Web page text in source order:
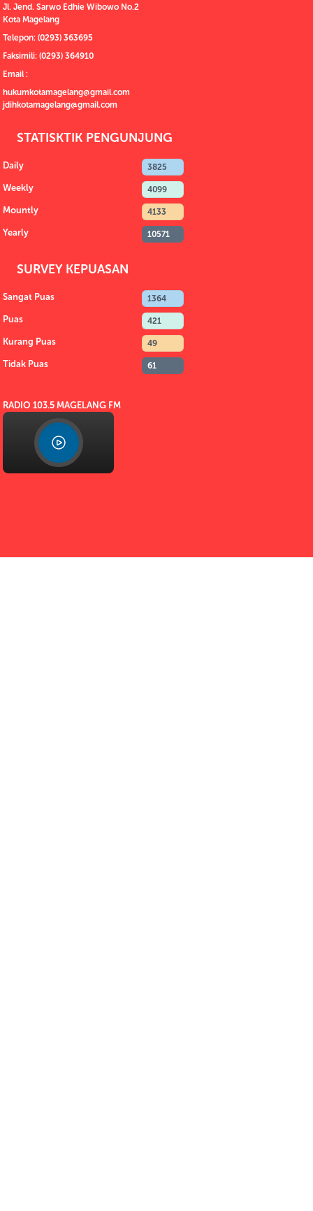
Jl. Jend. Sarwo Edhie Wibowo No.2
Kota Magelang
Telepon: (0293) 363695
Faksimili: (0293) 364910
Email :
hukumkotamagelang@gmail.com
jdihkotamagelang@gmail.com
STATISKTIK PENGUNJUNG
Daily 3825
Weekly 4099
Mountly 4133
Yearly 10571
SURVEY KEPUASAN
Sangat Puas 1364
Puas 421
Kurang Puas 49
Tidak Puas 61
RADIO 103.5 MAGELANG FM